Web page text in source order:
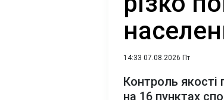
14:33 07.08.2026 Пт
Контроль якості
на 16 пунктах